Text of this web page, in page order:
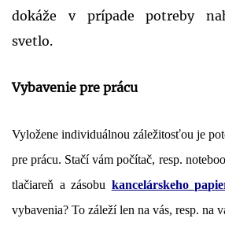
dokáže v prípade potreby
svetlo.
Vybavenie pre prácu
Vyložene individuálnou záležitosťou je
pre prácu. Stačí vám počítač, resp.
tlačiareň a zásobu kancelárskeho
vybavenia? To záleží len na vás, resp. na